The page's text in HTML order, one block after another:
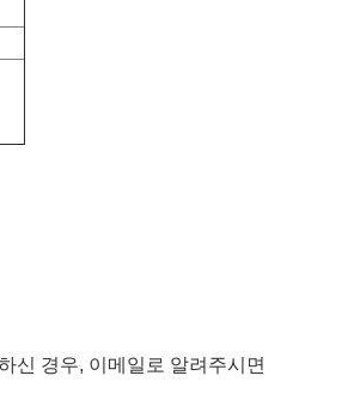
신 경우, 이메일로 알려주시면